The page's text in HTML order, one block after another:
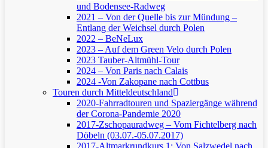
und Bodensee-Radweg
2021 – Von der Quelle bis zur Mündung –
Entlang der Weichsel durch Polen
2022 – BeNeLux
2023 – Auf dem Green Velo durch Polen
2023 Tauber-Altmühl-Tour
2024 – Von Paris nach Calais
2024 -Von Zakopane nach Cottbus
Touren durch Mitteldeutschland
2020-Fahrradtouren und Spaziergänge während
der Corona-Pandemie 2020
2017-Zschopauradweg – Vom Fichtelberg nach
Döbeln (03.07.-05.07.2017)
2017-Altmarkrundkurs 1: Von Salzwedel nach